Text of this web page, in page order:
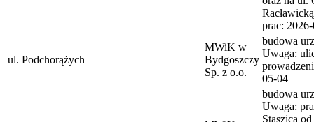
prac:
ul. Podchorążych
MWiK w
Bydgoszczy
Sp. z o.o.
budowa
Uwaga:
05-04
budowa
Uwaga:
Staszica